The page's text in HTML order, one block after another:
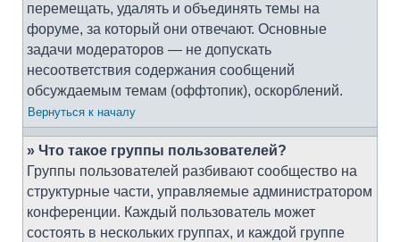
перемещать, удалять и объединять темы на
форуме, за который они отвечают. Основные
задачи модераторов — не допускать
несоответствия содержания сообщений
обсуждаемым темам (оффтопик), оскорблений.
Вернуться к началу
» Что такое группы пользователей?
Группы пользователей разбивают сообщество на
структурные части, управляемые администратором
конференции. Каждый пользователь может
состоять в нескольких группах, и каждой группе